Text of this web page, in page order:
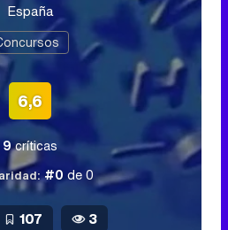
España
6,6
9críticas
#0 de 0
107 3